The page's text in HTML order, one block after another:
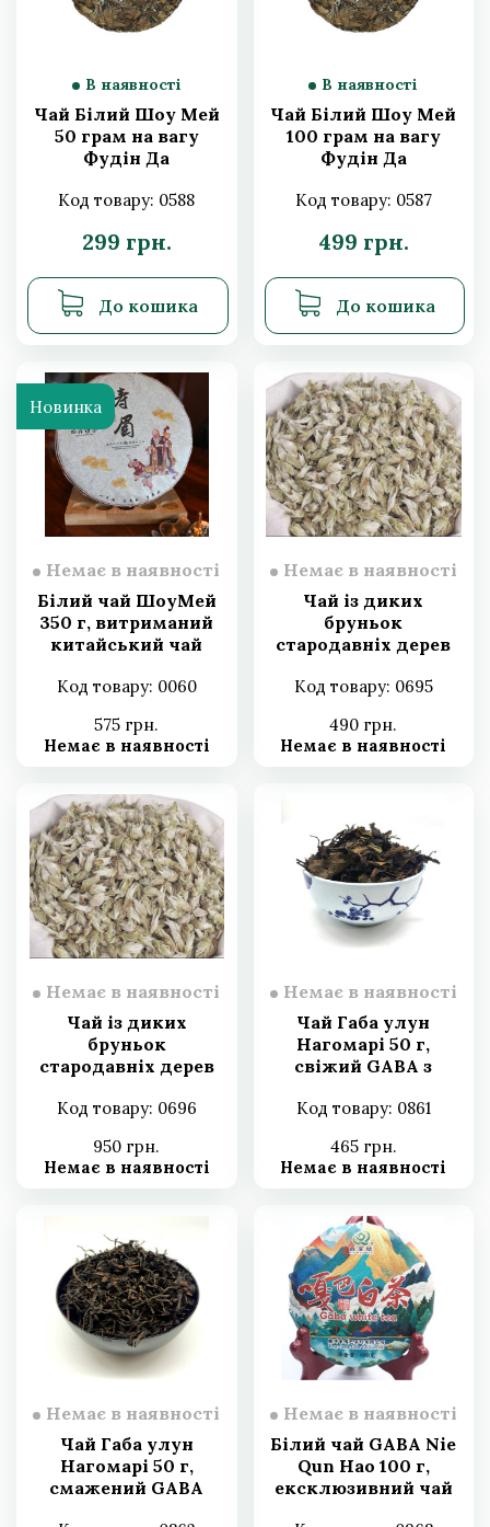
Подарункові чайні набори
Акції та знижки
В наявності
Чай Білий Шоу Мей
50 грам на вагу
Фудін Да
китайський чай
Код товару: 0588
299 грн.
В наявності
Чай Білий Шоу Мей
100 грам на вагу
Фудін Да
китайський чай
Код товару: 0587
499 грн.
Новинка
Немає в наявності
Білий чай ШоуМей
350 г, витриманий
китайський чай
пресований
Код товару: 0060
575 грн.
Немає в наявності
Немає в наявності
Чай із диких
бруньок
стародавніх дерев
бруньок 2003 г
Код товару: 0695
490 грн.
Немає в наявності
Немає в наявності
Чай із диких
бруньок
стародавніх дерев
бруньок 2003 г
Код товару: 0696
950 грн.
Немає в наявності
Немає в наявності
Чай Габа улун
Нагомарі 50 г,
свіжий GABA з
ручного збору 2025 р.
Код товару: 0861
465 грн.
Немає в наявності
Немає в наявності
Чай Габа улун
Нагомарі 50 г,
смажений GABA
Немає в наявності
Білий чай GABA Nie
Qun Hao 100 г,
ексклюзивний чай